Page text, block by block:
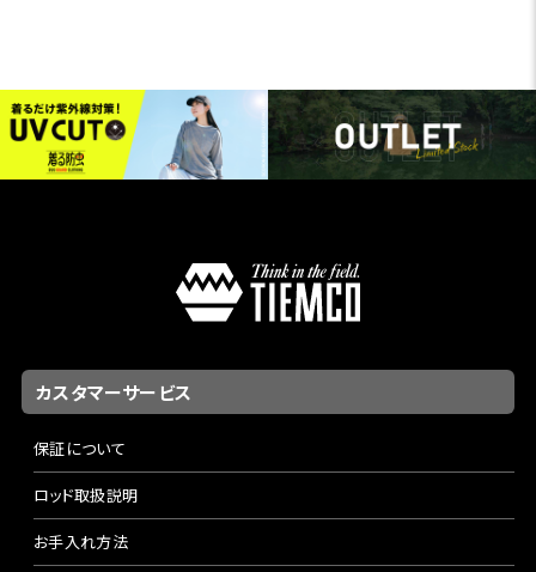
カスタマーサービス
保証について
ロッド取扱説明
お手入れ方法